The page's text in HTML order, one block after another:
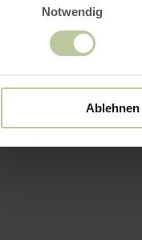
Notwendig
Ablehnen